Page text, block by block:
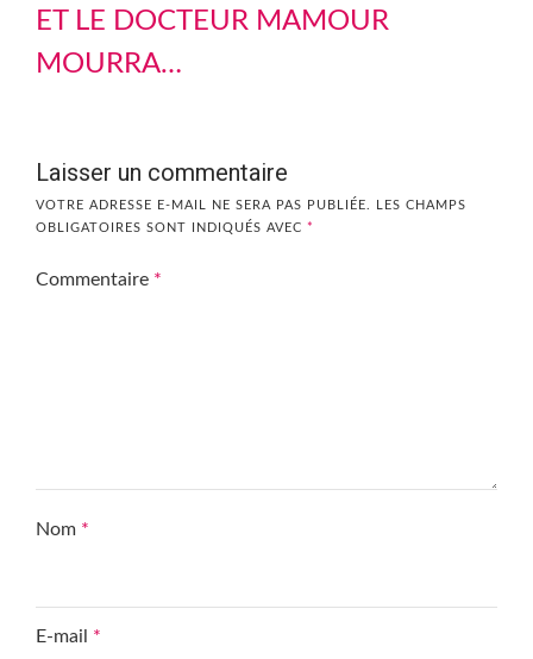
ET LE DOCTEUR MAMOUR
MOURRA…
Laisser un commentaire
VOTRE ADRESSE E-MAIL NE SERA PAS PUBLIÉE.
LES CHAMPS
OBLIGATOIRES SONT INDIQUÉS AVEC *
Commentaire *
Nom *
E-mail *